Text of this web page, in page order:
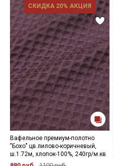
СКИДКА 20% АКЦИЯ
Вафельное премиум-полотно
"Бохо" цв.лилово-коричневый,
ш.1.72м, хлопок-100%, 240гр/м.кв